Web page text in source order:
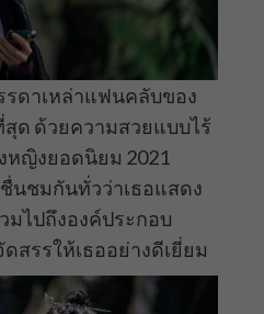
รดาเหล่าแฟนคลับของ
ด ด้วยความสวยแบบไร้
ญิงยอดนิยม 2021
นชมกันทั่วว่าเธอแสดง
มไปถึงองค์ประกอบ
สรรให้เธออย่างดีเยี่ยม